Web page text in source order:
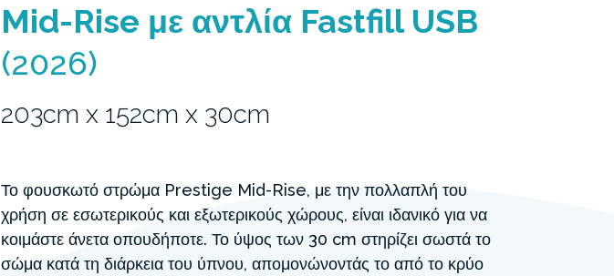
Mid-Rise με αντλία Fastfill USB
(2026)
203cm x 152cm x 30cm
Το φουσκωτό στρώμα Prestige Mid-Rise, με την πολλαπλή του
χρήση σε εσωτερικούς και εξωτερικούς χώρους, είναι ιδανικό για να
κοιμάστε άνετα οπουδήποτε. Το ύψος των 30 cm στηρίζει σωστά το
σώμα κατά τη διάρκεια του ύπνου, απομονώνοντάς το από το κρύο